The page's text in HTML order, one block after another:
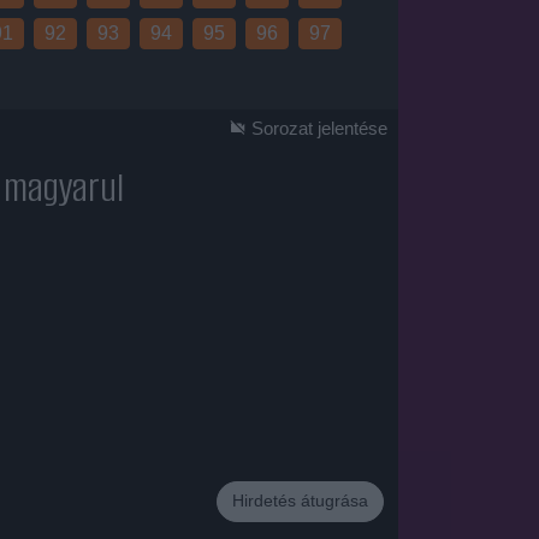
Hirdetés átugrása
92 93 94 95 96
97
Sorozat jelentése